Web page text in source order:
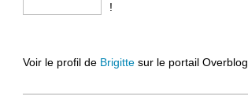
!
Voir le profil de Brigitte sur le portail Overblog